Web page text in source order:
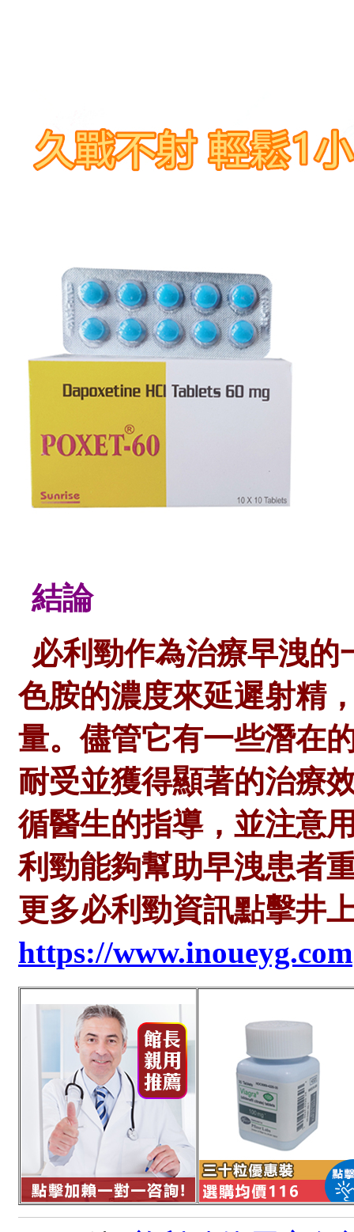
結論
必利勁作為治療早洩
色胺的濃度來延遲射精
量。儘管它有一些潛在
耐受並獲得顯著的治療
循醫生的指導，並注意
利勁能夠幫助早洩患者
更多必利勁資訊點擊井
https://www.inoueyg.com